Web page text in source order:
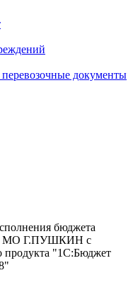
документы
бюджета
МО Г.ПУШКИН с
продукта "1С:Бюджет